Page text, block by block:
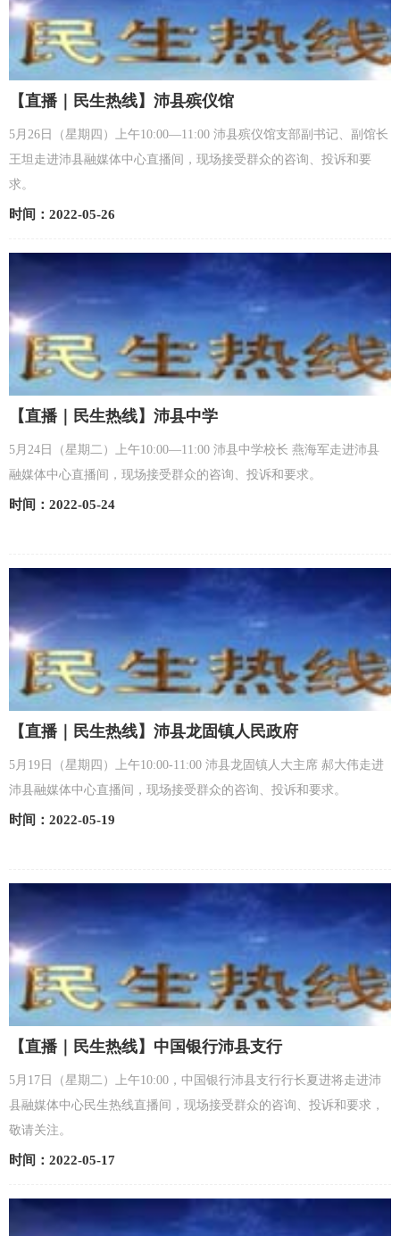
【直播｜民生热线】沛县殡仪馆
5月26日（星期四）上午10:00—11:00 沛县殡仪馆支部副书记、副馆长
王坦走进沛县融媒体中心直播间，现场接受群众的咨询、投诉和要
求。
时间：2022-05-26
【直播｜民生热线】沛县中学
5月24日（星期二）上午10:00—11:00 沛县中学校长 燕海军走进沛县
融媒体中心直播间，现场接受群众的咨询、投诉和要求。
时间：2022-05-24
【直播｜民生热线】沛县龙固镇人民政府
5月19日（星期四）上午10:00-11:00 沛县龙固镇人大主席 郝大伟走进
沛县融媒体中心直播间，现场接受群众的咨询、投诉和要求。
时间：2022-05-19
【直播｜民生热线】中国银行沛县支行
5月17日（星期二）上午10:00，中国银行沛县支行行长夏进将走进沛
县融媒体中心民生热线直播间，现场接受群众的咨询、投诉和要求，
敬请关注。
时间：2022-05-17